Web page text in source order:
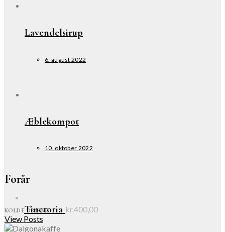
Lavendelsirup
6. august 2022
Æblekompot
10. oktober 2022
Forår
KOLDE DRIKKE
View Posts
Tinctoria kr.400,00